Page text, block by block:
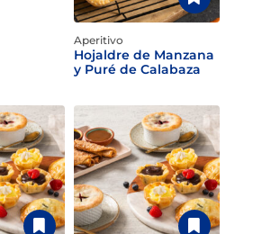
Aperitivo
Hojaldre de Manzana
y Puré de Calabaza